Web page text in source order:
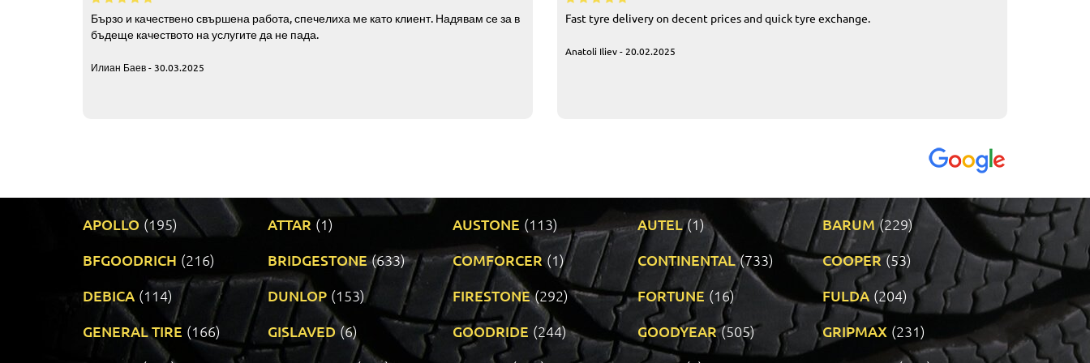
Бързо и качествено свършена работа, спечелиха ме като клиент. Надявам се за в
бъдеще качеството на услугите да не пада.
Илиан Баев - 30.03.2025
Fast tyre delivery on decent prices and quick tyre exchange.
Anatoli Iliev - 20.02.2025
APOLLO (195) ATTAR (1) AUSTONE (113) AUTEL (1) BARUM (229)
BFGOODRICH (216) BRIDGESTONE (633) COMFORCER (1) CONTINENTAL (733) COOPER (53)
DEBICA (114) DUNLOP (153) FIRESTONE (292) FORTUNE (16) FULDA (204)
GENERAL TIRE (166) GISLAVED (6) GOODRIDE (244) GOODYEAR (505) GRIPMAX (231)